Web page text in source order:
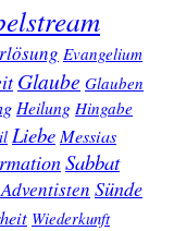
Evangelium
Glaube Glauben
Heilung Hingabe
Liebe Messias
Sabbat
Sünde
Wiederkunft